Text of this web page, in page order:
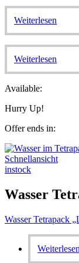
Weiterlesen
Weiterlesen
Available:
Hurry Up!
Offer ends in:
Schnellansicht
instock
Wasser
Wasser Tetrapack
Weiterlesen